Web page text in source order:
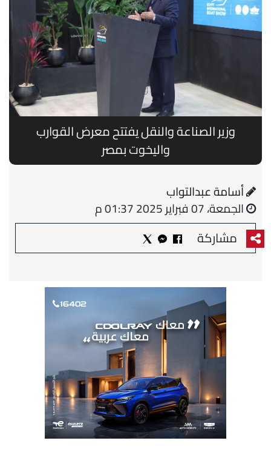
وزير الصناعة والنقل يفتتح معرض القوارب
واليخوت بمصر
أسامة عبدالتواب
الجمعة، 07 فبراير 2025 01:37 م
مشاركة